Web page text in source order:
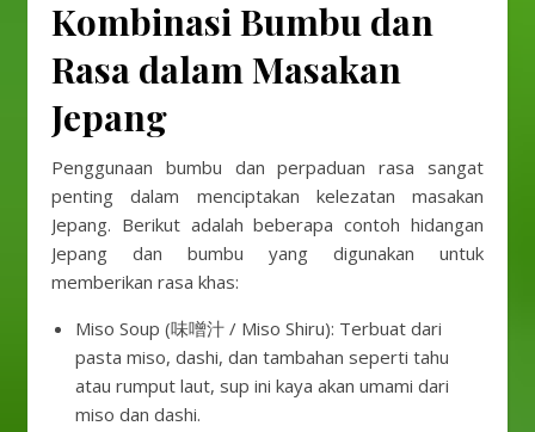
Kombinasi Bumbu dan
Rasa dalam Masakan
Jepang
Penggunaan bumbu dan perpaduan rasa sangat
penting dalam menciptakan kelezatan masakan
Jepang. Berikut adalah beberapa contoh hidangan
Jepang dan bumbu yang digunakan untuk
memberikan rasa khas:
Miso Soup (味噌汁 / Miso Shiru): Terbuat dari
pasta miso, dashi, dan tambahan seperti tahu
atau rumput laut, sup ini kaya akan umami dari
miso dan dashi.